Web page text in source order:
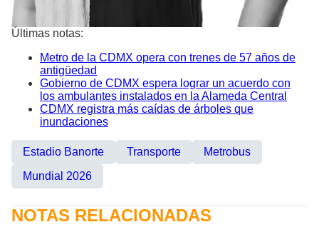
Últimas notas:
Metro de la CDMX opera con trenes de 57 años de
antigüedad
Gobierno de CDMX espera lograr un acuerdo con
los ambulantes instalados en la Alameda Central
CDMX registra más caídas de árboles que
inundaciones
Estadio Banorte Transporte
Metrobus
Mundial 2026
NOTAS RELACIONADAS